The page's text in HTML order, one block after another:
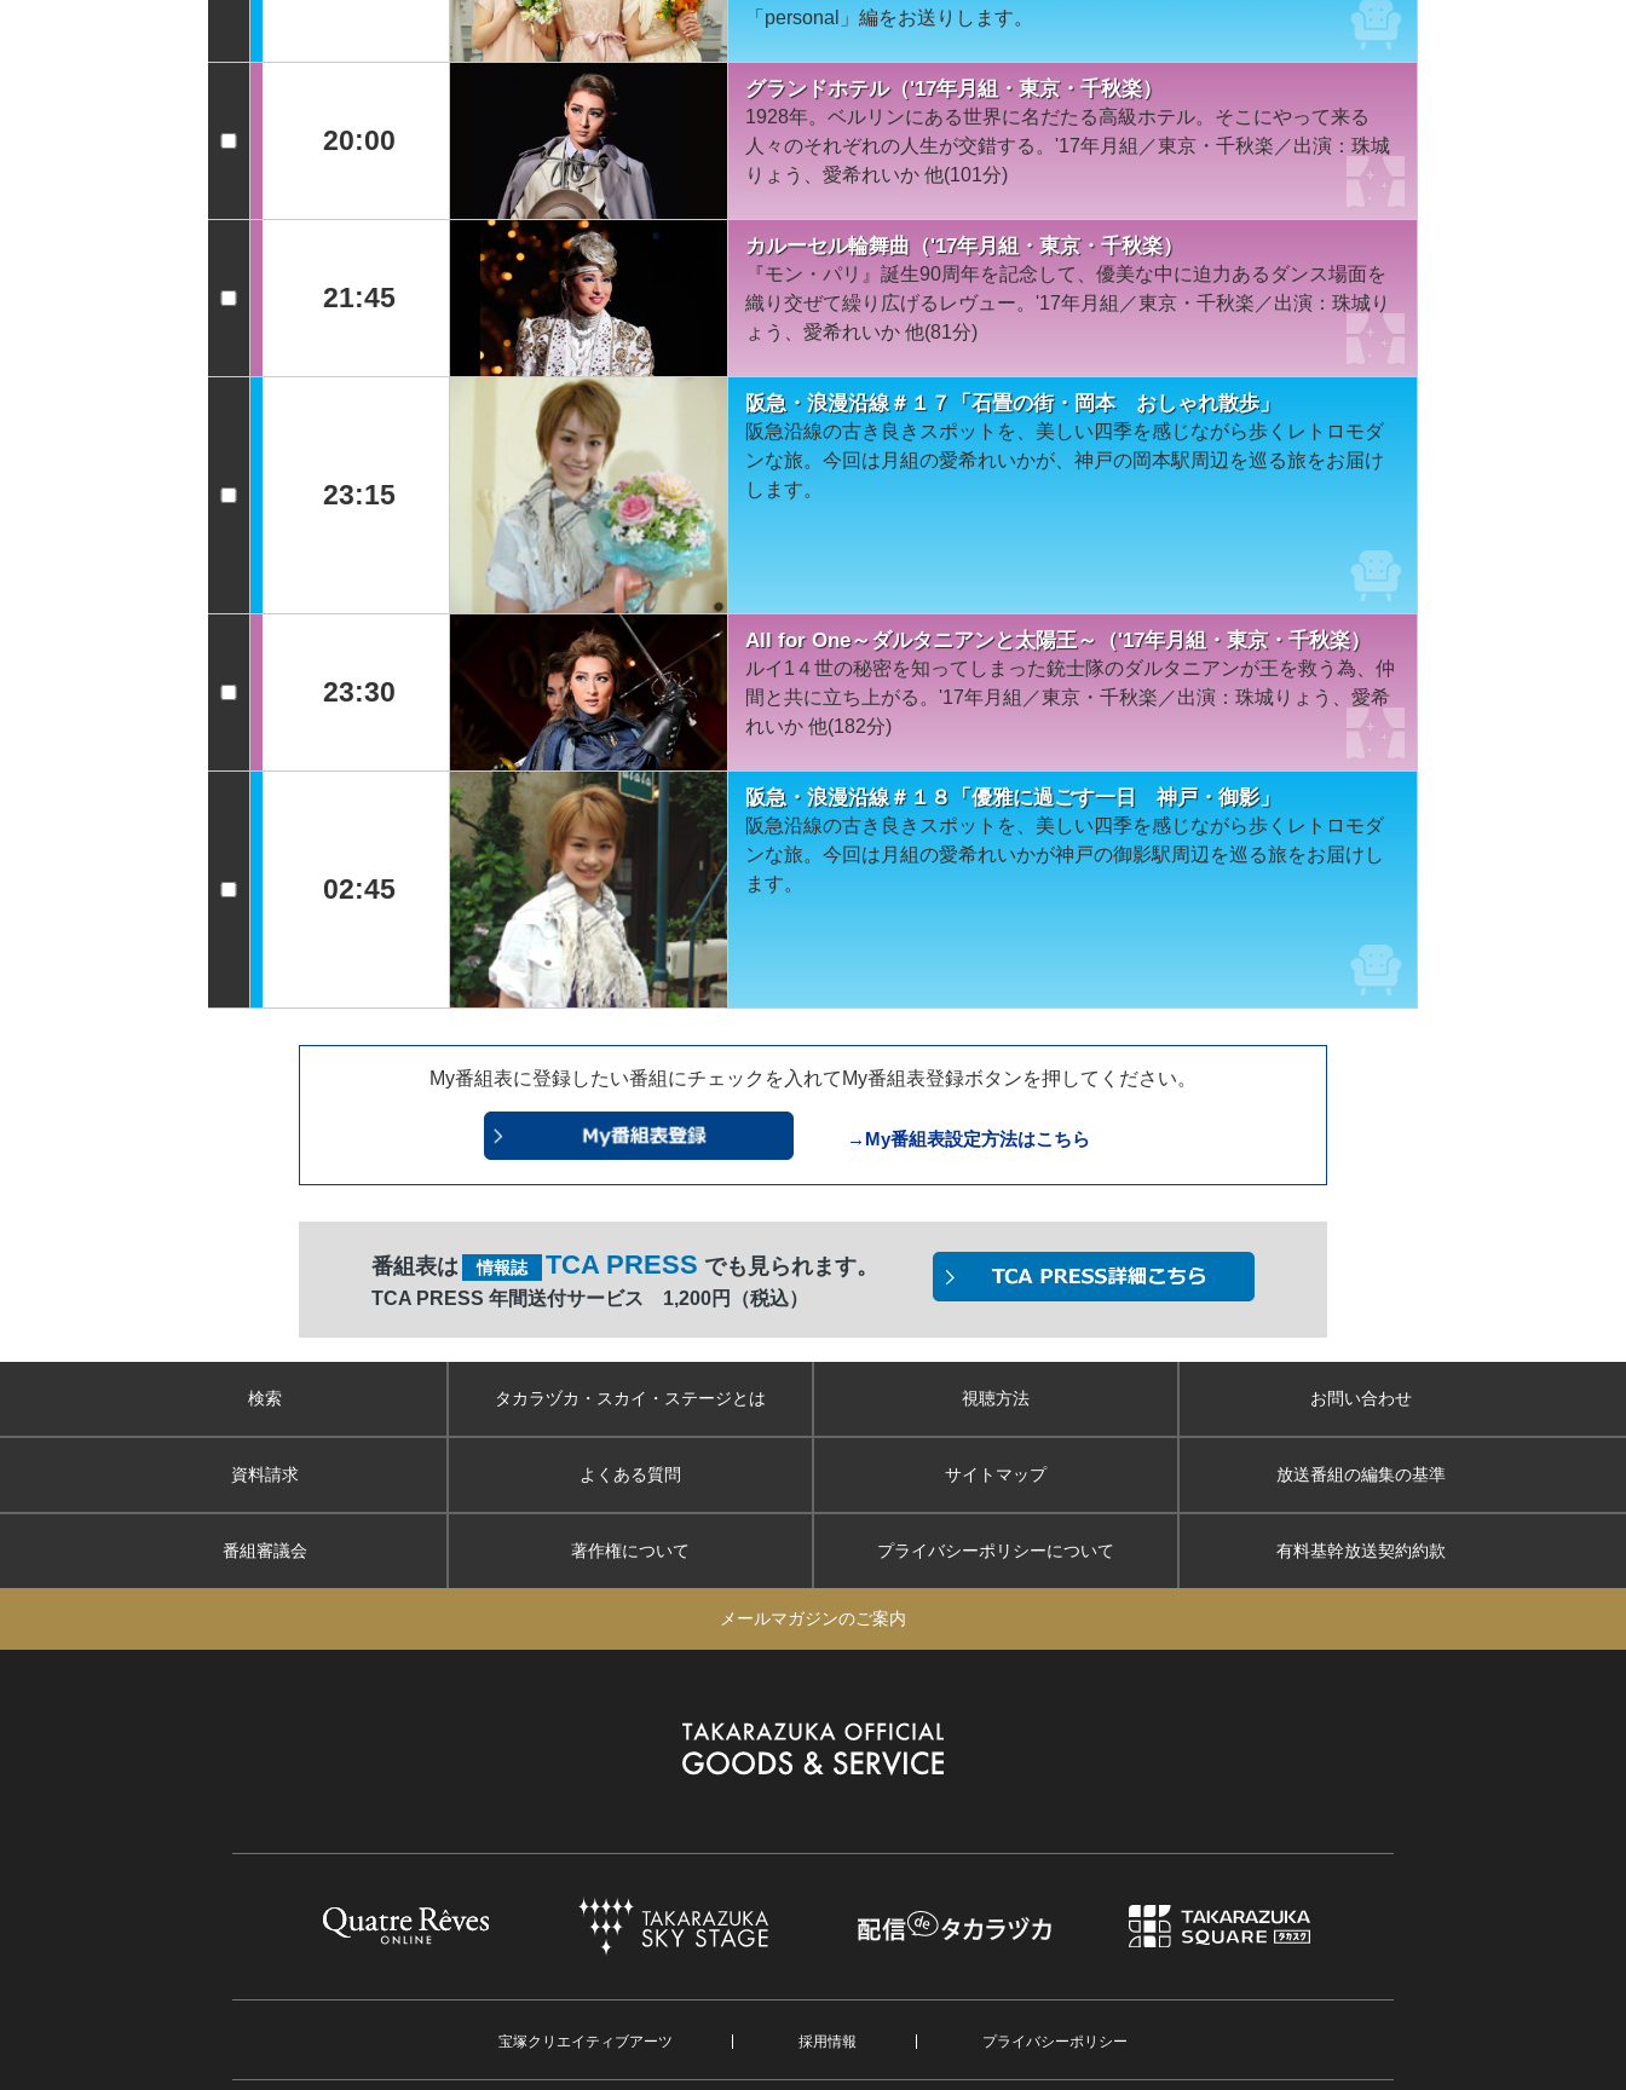
「personal」編をお送りします。
20:00
グランドホテル（'17年月組・東京・千秋楽）
1928年。ベルリンにある世界に名だたる高級ホテル。そこにやって来る
人々のそれぞれの人生が交錯する。'17年月組／東京・千秋楽／出演：珠城
りょう、愛希れいか 他(101分)
21:45
カルーセル輪舞曲（'17年月組・東京・千秋楽）
『モン・パリ』誕生90周年を記念して、優美な中に迫力あるダンス場面を
織り交ぜて繰り広げるレヴュー。'17年月組／東京・千秋楽／出演：珠城り
ょう、愛希れいか 他(81分)
23:15
阪急・浪漫沿線＃１７「石畳の街・岡本 おしゃれ散歩」
阪急沿線の古き良きスポットを、美しい四季を感じながら歩くレトロモダ
ンな旅。今回は月組の愛希れいかが、神戸の岡本駅周辺を巡る旅をお届け
します。
23:30
All for One～ダルタニアンと太陽王～（'17年月組・東京・千秋楽）
ルイ1４世の秘密を知ってしまった銃士隊のダルタニアンが王を救う為、仲
間と共に立ち上がる。'17年月組／東京・千秋楽／出演：珠城りょう、愛希
れいか 他(182分)
02:45
阪急・浪漫沿線＃１８「優雅に過ごす一日 神戸・御影」
阪急沿線の古き良きスポットを、美しい四季を感じながら歩くレトロモダ
ンな旅。今回は月組の愛希れいかが神戸の御影駅周辺を巡る旅をお届けし
ます。
My番組表に登録したい番組にチェックを入れてMy番組表登録ボタンを押してください。
→My番組表設定方法はこちら
番組表は 情報誌 TCA PRESS でも見られます。
TCA PRESS 年間送付サービス 1,200円（税込）
検索 タカラヅカ・スカイ ・ステージとは 視聴方法 お問い合わせ
資料請求 よくある質問 サイトマップ 放送番組の編集の基準
番組審議会 著作権について プライバシーポリシーについて 有料基幹放送契約約款
メールマガジンのご案内
宝塚クリエイティブアーツ 採用情報 プライバシーポリシー